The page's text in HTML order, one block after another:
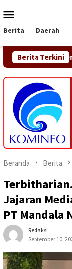
ke
kontenMobile
Berita Daerah
Berita Terkini
Lebak dalam
Beranda Berita
Jajaran
PT Mandala
Redaksi
September 10,